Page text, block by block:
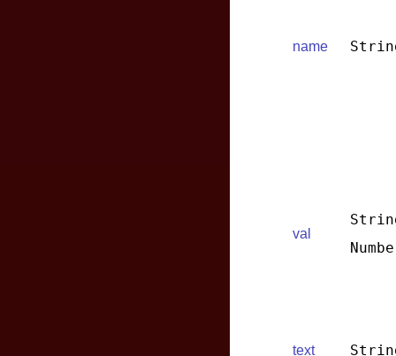
name
val
text